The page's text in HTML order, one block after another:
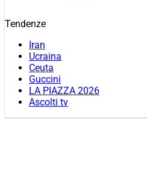
Tendenze
Iran
Ucraina
Ceuta
Guccini
LA PIAZZA 2026
Ascolti tv